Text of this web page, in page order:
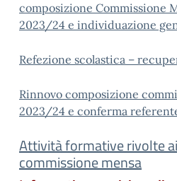
composizione Commissione
2023/24 e individuazione
Refezione scolastica –
Rinnovo composizione
2023/24 e conferma
Attività formative rivolte
commissione mensa